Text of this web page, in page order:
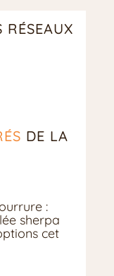
RÉSEAUX
DE LA
:
sherpa
cet